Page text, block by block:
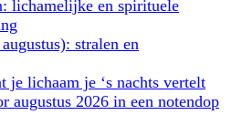
lichamelijke en spirituele
stralen en
je lichaam je ‘s nachts vertelt
augustus 2026 in een notendop